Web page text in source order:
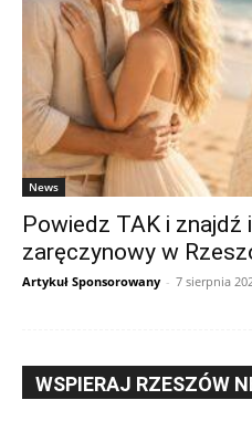
News
Powiedz TAK i znajdź
zaręczynowy w
Artykuł Sponsorowany - 7 sierpnia
WSPIERAJ RZESZÓW